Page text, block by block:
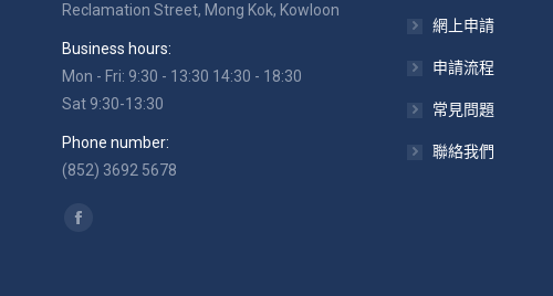
Reclamation Street, Mong Kok, Kowloon
Business hours:
Mon - Fri: 9:30 - 13:30 14:30 - 18:30
Sat 9:30-13:30
Phone number:
(852) 3692 5678
Find us on:
網上申請
申請流程
常見問題
聯絡我們